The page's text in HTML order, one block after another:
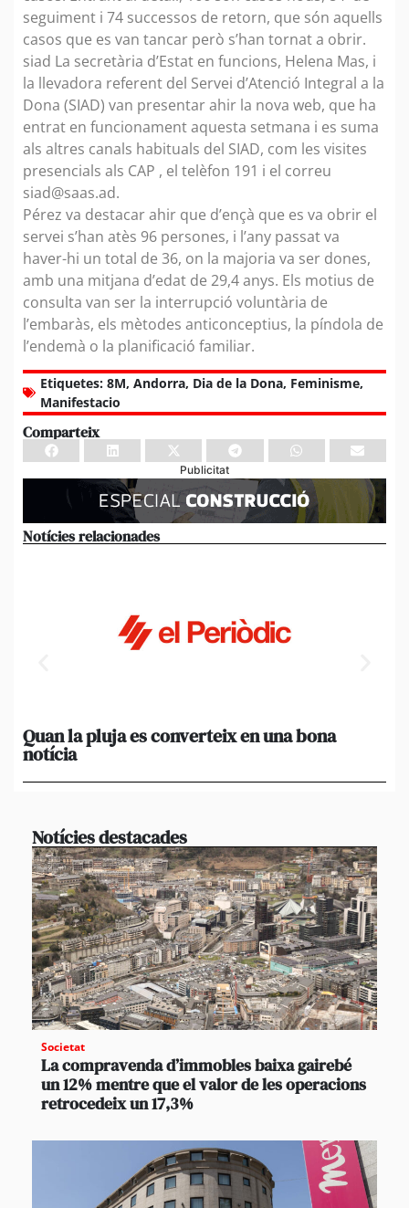
seguiment i 74 successos de retorn, que són aquells
casos que es van tancar però s’han tornat a obrir.
siad La secretària d’Estat en funcions, Helena Mas, i
la llevadora referent del Servei d’Atenció Integral a la
Dona (SIAD) van presentar ahir la nova web, que ha
entrat en funcionament aquesta setmana i es suma
als altres canals habituals del SIAD, com les visites
presencials als CAP , el telèfon 191 i el correu
siad@saas.ad.
Pérez va destacar ahir que d’ençà que es va obrir el
servei s’han atès 96 persones, i l’any passat va
haver-hi un total de 36, on la majoria va ser dones,
amb una mitjana d’edat de 29,4 anys. Els motius de
consulta van ser la interrupció voluntària de
l’embaràs, els mètodes anticonceptius, la píndola de
l’endemà o la planificació familiar.
Etiquetes: 8M, Andorra, Dia de la Dona, Feminisme,
Manifestacio
Comparteix
Publicitat
Notícies relacionades
Quan la pluja es converteix en una bona
notícia
Notícies destacades
Societat
La compravenda d’immobles baixa gairebé
un 12% mentre que el valor de les operacions
retrocedeix un 17,3%